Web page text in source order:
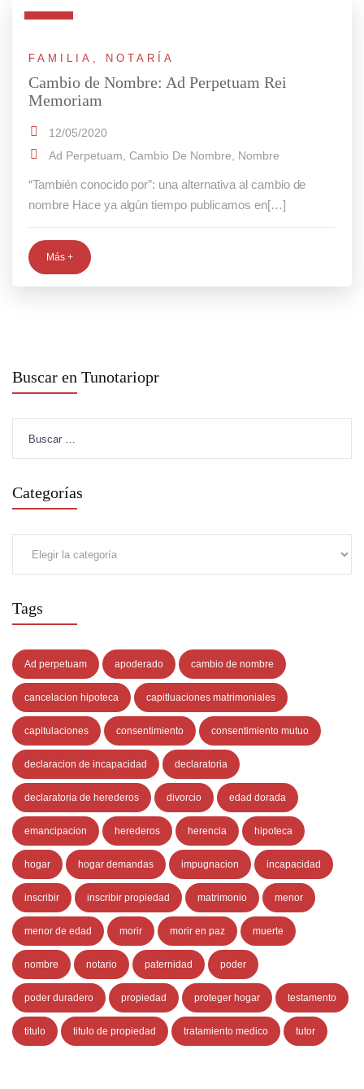
FAMILIA , NOTARÍA
Cambio de Nombre: Ad Perpetuam Rei
Memoriam
12/05/2020
Ad Perpetuam Cambio De Nombre Nombre
“También conocido por”: una alternativa al cambio de
nombre Hace ya algún tiempo publicamos en[…]
Más +
Buscar en Tunotariopr
Categorías
Tags
Ad perpetuam apoderado cambio de nombre
cancelacion hipoteca capitluaciones matrimoniales
capitulaciones consentimiento consentimiento mutuo
declaracion de incapacidad declaratoria
declaratoria de herederos divorcio edad dorada
emancipacion herederos herencia hipoteca
hogar hogar demandas impugnacion incapacidad
inscribir inscribir propiedad matrimonio menor
menor de edad morir morir en paz muerte
nombre notario paternidad poder
poder duradero propiedad proteger hogar testamento
titulo titulo de propiedad tratamiento medico tutor